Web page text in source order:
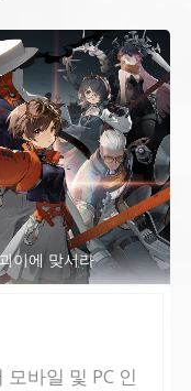
이에 맞서라
바일 및 PC 인